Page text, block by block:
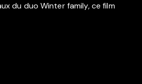
du duo Winter family, ce film